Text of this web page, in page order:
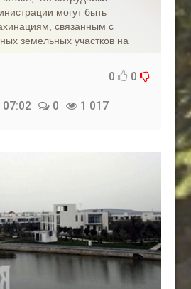
могут быть
связанным с
земельных участков на
0 0
07:02 0 1 017